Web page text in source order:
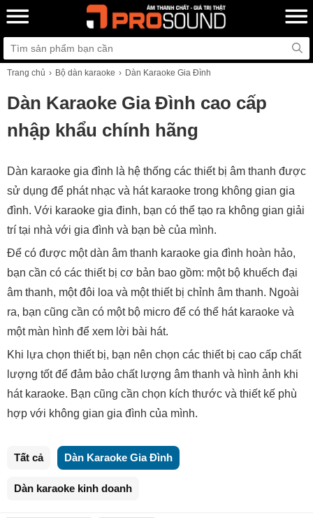
Trang chủ Bộ dàn karaoke Dàn Karaoke Gia Đình
Dàn Karaoke Gia Đình cao cấp
nhập khẩu chính hãng
Dàn karaoke gia đình là hệ thống các thiết bị âm thanh được
sử dụng để phát nhạc và hát karaoke trong không gian gia
đình. Với karaoke gia đinh, bạn có thể tạo ra không gian giải
trí tại nhà với gia đình và bạn bè của mình.
Để có được một dàn âm thanh karaoke gia đình hoàn hảo,
bạn cần có các thiết bị cơ bản bao gồm: một bộ khuếch đại
âm thanh, một đôi loa và một thiết bị chỉnh âm thanh. Ngoài
ra, bạn cũng cần có một bộ micro để có thể hát karaoke và
một màn hình để xem lời bài hát.
Khi lựa chọn thiết bị, bạn nên chọn các thiết bị cao cấp chất
lượng tốt để đảm bảo chất lượng âm thanh và hình ảnh khi
hát karaoke. Bạn cũng cần chọn kích thước và thiết kế phù
hợp với không gian gia đình của mình.
Tất cả Dàn Karaoke Gia Đình
Dàn karaoke kinh doanh